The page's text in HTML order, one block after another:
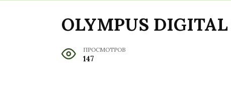
OLYMPUS
ПРОСМОТРОВ
147